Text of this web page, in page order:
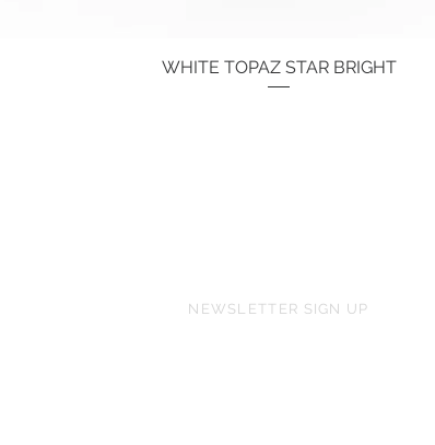
Quick View
WHITE TOPAZ STAR BRIGHT
NEWSLETTER SIGN UP